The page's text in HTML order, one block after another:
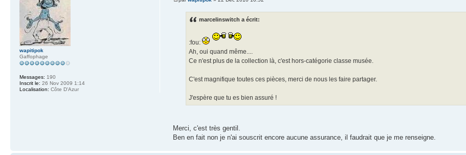
marcelinswitch a écrit:
:fou:
Ah, oui quand même....
Ce n'est plus de la collection là, c'est hors-catégorie classe musée.
C'est magnifique toutes ces pièces, merci de nous les faire partager.
J'espère que tu es bien assuré !
Merci, c'est très gentil.
Ben en fait non je n'ai souscrit encore aucune assurance, il faudrait que je me renseigne.
wapitipok
Gaffophage
Messages: 190
Inscrit le: 26 Nov 2009 1:14
Localisation: Côte D'Azur